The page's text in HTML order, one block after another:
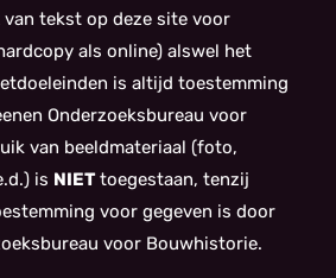
tekst op deze site voor
als online) alswel het
is altijd toestemming
Onderzoeksbureau voor
van beeldmateriaal (foto,
is NIETtoegestaan, tenzij
voor gegeven is door
voor Bouwhistorie.